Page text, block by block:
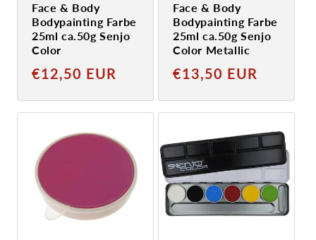
Face & Body
Bodypainting Farbe
25ml ca.50g Senjo
Color
Normaler
€12,50 EUR
Face & Body
Bodypainting Farbe
25ml ca.50g Senjo
Color Metallic
Normaler
€13,50 EUR